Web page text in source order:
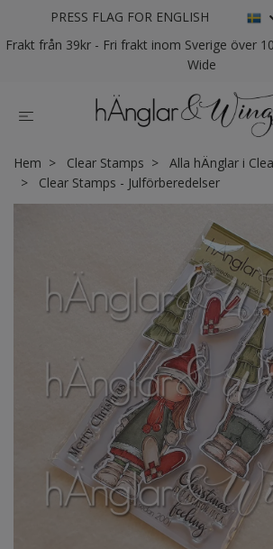
PRESS FLAG FOR ENGLISH
Frakt från 39kr - Fri frakt inom Sverige över
Wide
Hem Clear Stamps
Alla hÄnglar i
Clear Stamps - Julförberedelser